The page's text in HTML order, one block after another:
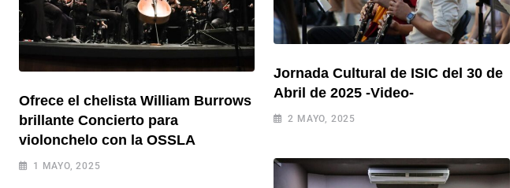
Jornada Cultural de ISIC del 30 de
Abril de 2025 -Video-
2 MAYO, 2025
Ofrece el chelista William Burrows
brillante Concierto para
violonchelo con la OSSLA
1 MAYO, 2025